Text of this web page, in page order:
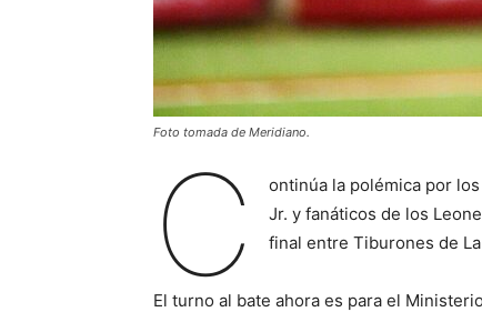
Foto tomada de Meridiano.
C
ontinúa la polémica por
Jr. y fanáticos de los
final entre Tiburones de
El turno al bate ahora es para el